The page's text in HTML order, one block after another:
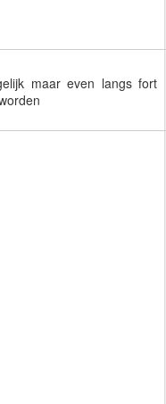
maar even langs fort